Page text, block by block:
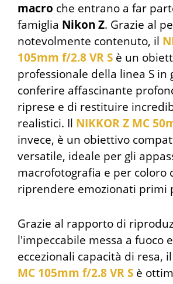
macro che entrano a far
famiglia Nikon Z. Grazie al
notevolmente contenuto, il
105mm f/2.8 VR S è un
professionale della linea S in
conferire affascinante
riprese e di restituire
realistici. Il NIKKOR Z MC
invece, è un obiettivo
versatile, ideale per gli
macrofotografia e per coloro
riprendere emozionati primi
Grazie al rapporto di
l'impeccabile messa a fuoco
eccezionali capacità di resa, il
MC 105mm f/2.8 VR S è